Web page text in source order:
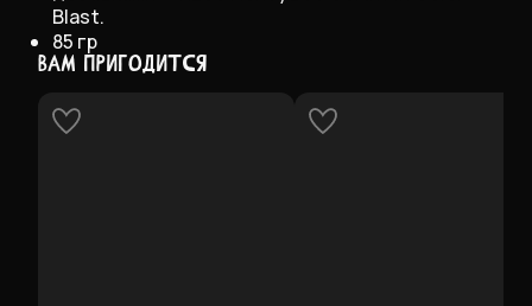
Blast.
85 гр
ВАМ ПРИГОДИТСЯ